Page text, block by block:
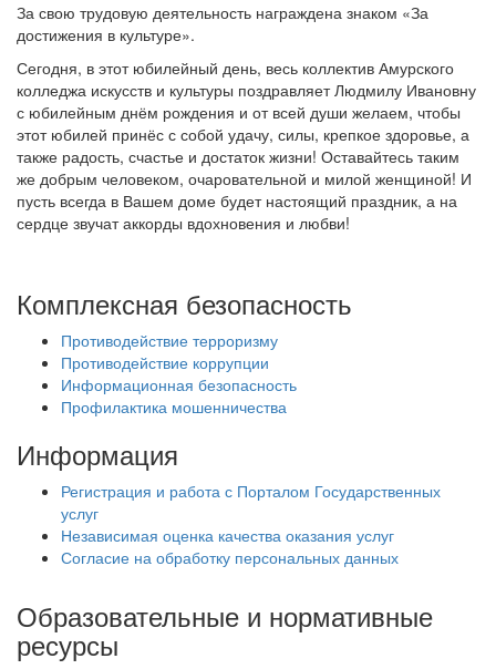
За свою трудовую деятельность награждена знаком «За
достижения в культуре».
Сегодня, в этот юбилейный день, весь коллектив Амурского
колледжа искусств и культуры поздравляет Людмилу Ивановну
с юбилейным днём рождения и от всей души желаем, чтобы
этот юбилей принёс с собой удачу, силы, крепкое здоровье, а
также радость, счастье и достаток жизни! Оставайтесь таким
же добрым человеком, очаровательной и милой женщиной! И
пусть всегда в Вашем доме будет настоящий праздник, а на
сердце звучат аккорды вдохновения и любви!
Комплексная безопасность
Противодействие терроризму
Противодействие коррупции
Информационная безопасность
Профилактика мошенничества
Информация
Регистрация и работа с Порталом Государственных
услуг
Независимая оценка качества оказания услуг
Согласие на обработку персональных данных
Образовательные и нормативные
ресурсы